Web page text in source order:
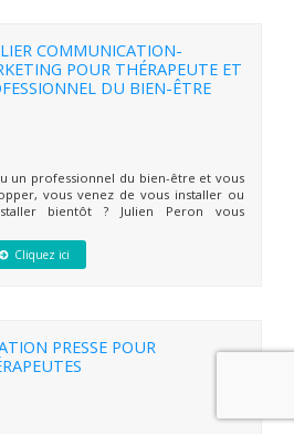
COMMUNICATION-
POUR THÉRAPEUTE ET
DU BIEN-ÊTRE
un professionnel du bien-être et vous
vous venez de vous installer ou
bientôt ? Julien Peron vous
Cliquez ici
PRESSE POUR